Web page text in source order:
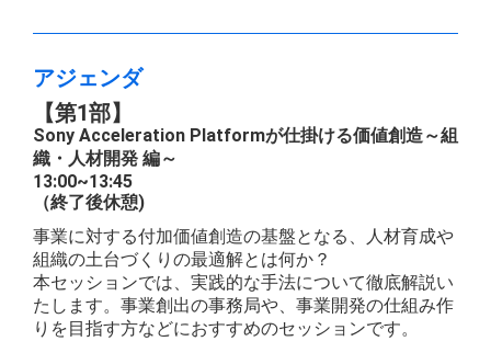
アジェンダ
【第1部】
Sony Acceleration Platformが仕掛ける価値創造～組
織・人材開発 編～
13:00~13:45
（終了後休憩)
事業に対する付加価値創造の基盤となる、人材育成や
組織の土台づくりの最適解とは何か？
本セッションでは、実践的な手法について徹底解説い
たします。事業創出の事務局や、事業開発の仕組み作
りを目指す方などにおすすめのセッションです。